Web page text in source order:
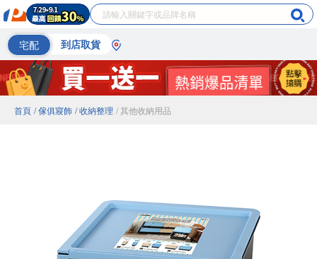
宅配 到店取貨
首頁 / 傢俱寢飾 / 收納整理 / 其他收納用品